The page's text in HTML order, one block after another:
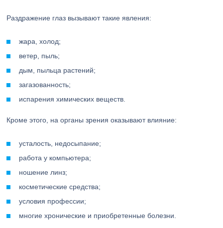
Раздражение глаз вызывают такие явления:
жара, холод;
ветер, пыль;
дым, пыльца растений;
загазованность;
испарения химических веществ.
Кроме этого, на органы зрения оказывают влияние:
усталость, недосыпание;
работа у компьютера;
ношение линз;
косметические средства;
условия профессии;
многие хронические и приобретенные болезни.